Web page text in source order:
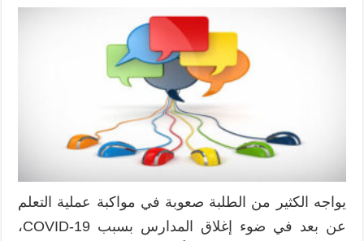
الافتراضية
يواجه الكثير من الطلبة صعوبة في مواكبة عملية التعلم
عن بعد في ضوء إغلاق المدارس بسبب COVID-19،